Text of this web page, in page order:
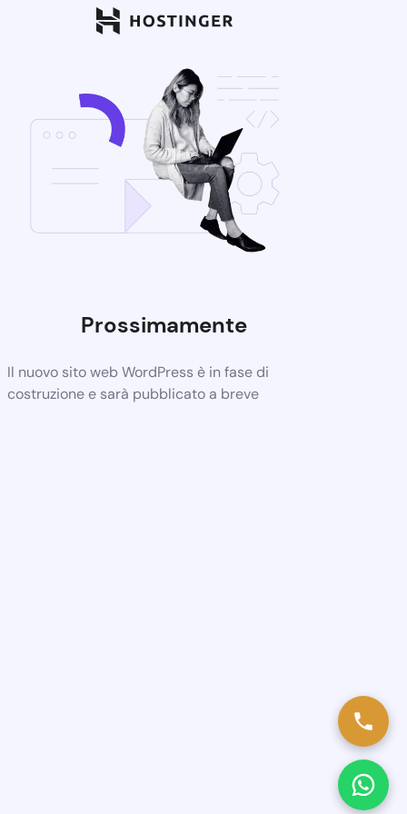
Prossimamente
Il nuovo sito web WordPress è in fase di
costruzione e sarà pubblicato a breve